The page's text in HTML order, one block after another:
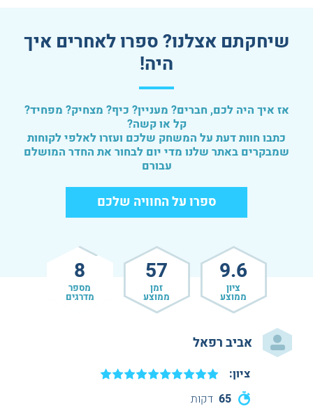
שיחקתם אצלנו? ספרו לאחרים איך
היה!
אז איך היה לכם, חברים? מעניין? כיף? מצחיק? מפחיד?
קל או קשה?
כתבו חוות דעת על המשחק שלכם ועזרו לאלפי לקוחות
שמבקרים באתר שלנו מדי יום לבחור את החדר המושלם
עבורם
ספרו על החוויה שלכם
אביב רפאל
65 דקות
ציון:
9.6
ציון
ממוצע
57
זמן
ממוצע
621
מספר
מדרגים